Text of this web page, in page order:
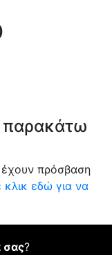
παρακάτω
πρόσβαση
κλικ εδώ για να
σας?